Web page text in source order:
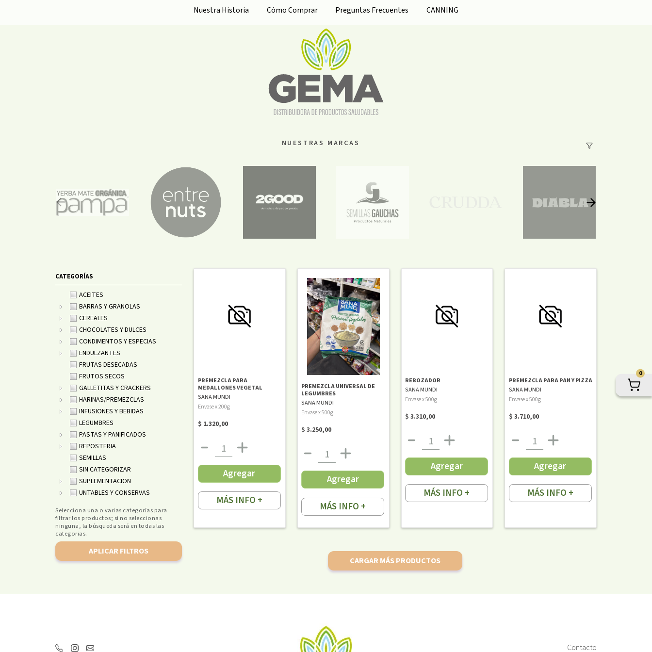
NUESTRAS MARCAS
CATEGORÍAS
ACEITES
BARRAS Y GRANOLAS
CEREALES
CHOCOLATES Y DULCES
CONDIMENTOS Y ESPECIAS
ENDULZANTES
FRUTAS DESECADAS
FRUTOS SECOS
GALLETITAS Y CRACKERS
HARINAS/PREMEZCLAS
INFUSIONES Y BEBIDAS
LEGUMBRES
PASTAS Y PANIFICADOS
REPOSTERIA
SEMILLAS
SIN CATEGORIZAR
SUPLEMENTACION
UNTABLES Y CONSERVAS
Selecciona una o varias categorías para
filtrar los productos; si no seleccionas
ninguna, la búsqueda será en todas las
categorias.
APLICAR FILTROS
PREMEZCLA PARA
MEDALLONES VEGETAL
SANA MUNDI
Envase x 200g
$ 1.320,00
Agregar
MÁS INFO +
PREMEZCLA UNIVERSAL DE
LEGUMBRES
SANA MUNDI
Envase x 500g
$ 3.250,00
Agregar
MÁS INFO +
REBOZADOR
SANA MUNDI
Envase x 500g
$ 3.310,00
Agregar
MÁS INFO +
PREMEZCLA PARA PAN Y PIZZA
SANA MUNDI
Envase x 500g
$ 3.710,00
Agregar
MÁS INFO +
CARGAR MÁS PRODUCTOS
Nuestra Historia Cómo Comprar Preguntas Frecuentes CANNING
0
Contacto